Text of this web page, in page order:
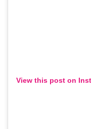
View this post on